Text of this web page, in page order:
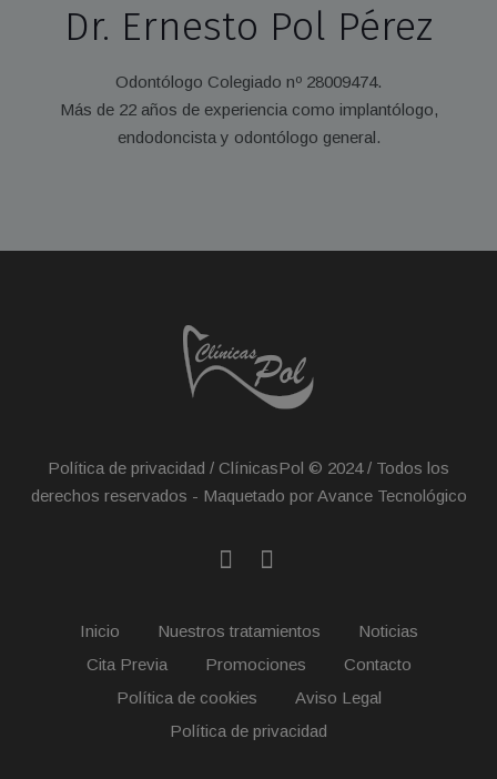
Dr. Ernesto Pol Pérez
Odontólogo Colegiado nº 28009474.
Más de 22 años de experiencia como implantólogo,
endodoncista y odontólogo general.
Política de privacidad / ClínicasPol © 2024 / Todos los
derechos reservados - Maquetado por Avance Tecnológico
Inicio Nuestros tratamientos
Noticias
Cita Previa
Promociones
Contacto
Política de cookies
Aviso Legal
Política de privacidad